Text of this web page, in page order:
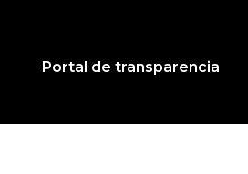
Portal de transparencia